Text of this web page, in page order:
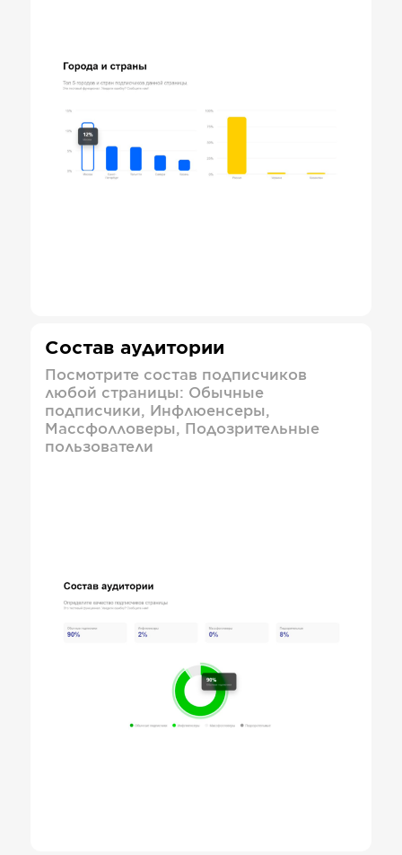
Состав аудитории
Посмотрите состав подписчиков
любой страницы: Обычные
подписчики, Инфлюенсеры,
Массфолловеры, Подозрительные
пользователи